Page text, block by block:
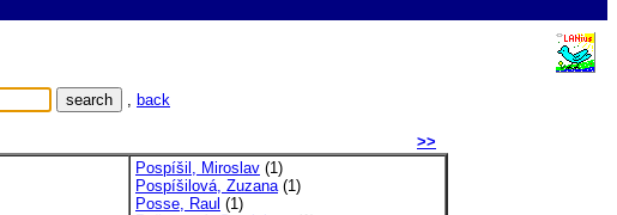
, back
>>
Pospíšil, Miroslav (1)
Pospíšilová, Zuzana(1)
Posse, Raul (1)